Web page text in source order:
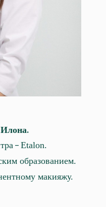
– Etalon.
образованием.
макияжу.